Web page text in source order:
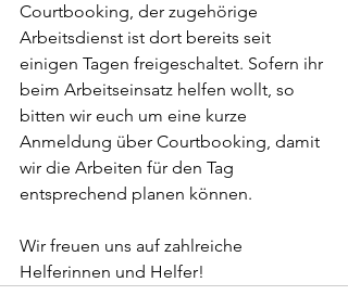
Courtbooking, der zugehörige
Arbeitsdienst ist dort bereits seit
einigen Tagen freigeschaltet. Sofern ihr
beim Arbeitseinsatz helfen wollt, so
bitten wir euch um eine kurze
Anmeldung über Courtbooking, damit
wir die Arbeiten für den Tag
entsprechend planen können.
Wir freuen uns auf zahlreiche
Helferinnen und Helfer!